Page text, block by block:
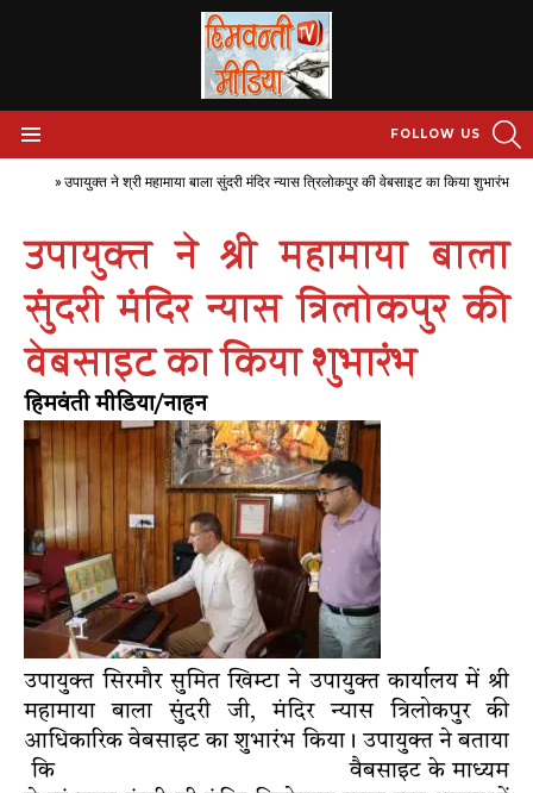
FOLLOW US
» उपायुक्त ने श्री महामाया बाला सुंदरी मंदिर न्यास त्रिलोकपुर की वेबसाइट का किया शुभारंभ
उपायुक्त ने श्री महामाया बाला
सुंदरी मंदिर न्यास त्रिलोकपुर की
वेबसाइट का किया शुभारंभ
हिमवंती मीडिया/नाहन
उपायुक्त सिरमौर सुमित खिम्टा ने उपायुक्त कार्यालय में श्री
महामाया बाला सुंदरी जी, मंदिर न्यास त्रिलोकपुर की
आधिकारिक वेबसाइट का शुभारंभ किया। उपायुक्त ने बताया
कि
वैबसाइट के माध्यम